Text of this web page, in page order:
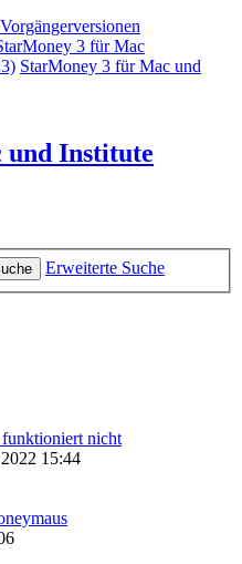
3 für Mac
StarMoney 3 für Mac und
und Institute
Erweiterte Suche
nicht
15:44